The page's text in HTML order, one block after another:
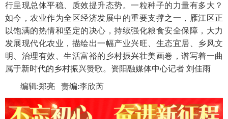
行呈现总体平稳、质效提升态势。一粒种子的力量有多大？
如今，农业作为全区经济发展中的重要支撑之一，雁江区正
以饱满的热情和坚定的决心，持续强化粮食安全保障，大力
发展现代化农业，描绘出一幅产业兴旺、生态宜居、乡风文
明、治理有效、生活富裕的乡村振兴壮美画卷，谱写着一曲
属于新时代的乡村振兴赞歌。资阳融媒体中心记者 刘佳雨
编辑:郑亮 责编:李欣芮